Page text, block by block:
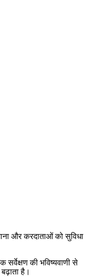
और करदाताओं को सुविधा
की भविष्यवाणी से
है।